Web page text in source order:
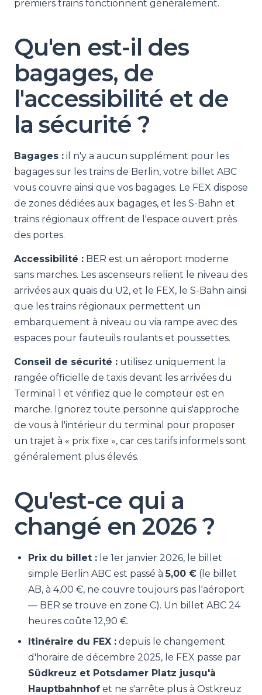
premiers trains fonctionnent généralement.
Qu'en est-il des
bagages, de
l'accessibilité et de
la sécurité ?
Bagages : il n'y a aucun supplément pour les
bagages sur les trains de Berlin, votre billet ABC
vous couvre ainsi que vos bagages. Le FEX dispose
de zones dédiées aux bagages, et les S-Bahn et
trains régionaux offrent de l'espace ouvert près
des portes.
Accessibilité : BER est un aéroport moderne
sans marches. Les ascenseurs relient le niveau des
arrivées aux quais du U2, et le FEX, le S-Bahn ainsi
que les trains régionaux permettent un
embarquement à niveau ou via rampe avec des
espaces pour fauteuils roulants et poussettes.
Conseil de sécurité : utilisez uniquement la
rangée officielle de taxis devant les arrivées du
Terminal 1 et vérifiez que le compteur est en
marche. Ignorez toute personne qui s'approche
de vous à l'intérieur du terminal pour proposer
un trajet à « prix fixe », car ces tarifs informels sont
généralement plus élevés.
Qu'est-ce qui a
changé en 2026 ?
Prix du billet : le 1er janvier 2026, le billet
simple Berlin ABC est passé à5,00 € (le billet
AB, à 4,00 €, ne couvre toujours pas l'aéroport
— BER se trouve en zone C). Un billet ABC 24
heures coûte 12,90 €.
Itinéraire du FEX : depuis le changement
d'horaire de décembre 2025, le FEX passe par
Südkreuz et Potsdamer Platz jusqu'à
Hauptbahnhof et ne s'arrête plus à Ostkreuz